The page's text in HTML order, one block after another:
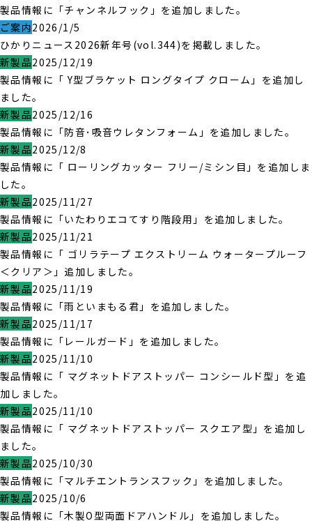
製品情報に「チャンネルフック」を追加しました。
ご案内2026/1/5
ひかりニュース2026新年号(vol.344)を掲載しました。
新製品2025/12/19
製品情報に「 Y型ブラケット ロングタイプ クローム」を追加し
ました。
新製品2025/12/16
製品情報に「防音･吸音ウレタンフォーム」を追加しました。
新製品2025/12/8
製品情報に「 ローリングカッター フリー/ミシン目」を追加しま
した。
新製品2025/11/27
製品情報に「いたわりエコてすり階段用」を追加しました。
新製品2025/11/21
製品情報に「 ゴリラテープ エクストリーム ウォータープルーフ
＜クリア＞」追加しました。
新製品2025/11/19
製品情報に「雨といまもる君」を追加しました。
新製品2025/11/17
製品情報に「レールガード」を追加しました。
新製品2025/11/10
製品情報に「 マグネットドアストッパー コンシールド型」を追
加しました。
新製品2025/11/10
製品情報に「 マグネットドアストッパー スクエア型」を追加し
ました。
新製品2025/10/30
製品情報に「マルチエントランスフック」を追加しました。
新製品2025/10/6
製品情報に「木製O型両面ドアハンドル」を追加しました。